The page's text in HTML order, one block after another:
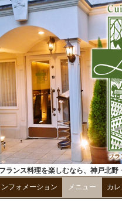
ランス料理を楽しむなら、神戸北
ンフォメーション メニュー カ